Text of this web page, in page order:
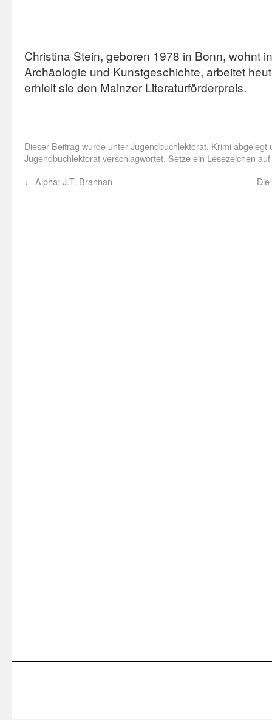
Christina Stein, geboren 1978 in Bonn, wohnt
Archäologie und Kunstgeschichte, arbeitet
erhielt sie den Mainzer Literaturförderpreis.
Dieser Beitrag wurde unterJugendbuchlektorat, Krimiabgelegt
Jugendbuchlektoratverschlagwortet. Setze ein Lesezeichen
← Alpha: J.T. Brannan